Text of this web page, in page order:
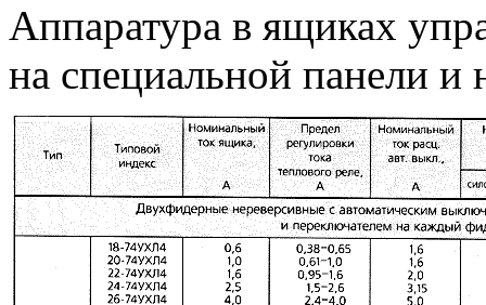
Аппаратура в ящиках
на специальной панели и